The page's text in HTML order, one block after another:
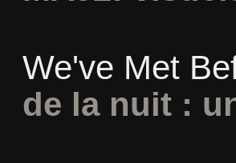
We've Met
de la nuit :